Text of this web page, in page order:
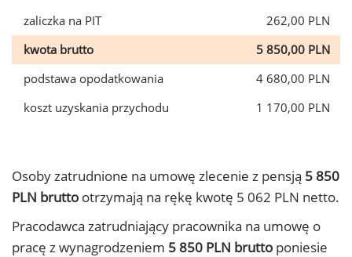
zaliczka na PIT
262,00 PLN
kwota brutto
5 850,00 PLN
podstawa opodatkowania
4 680,00 PLN
koszt uzyskania przychodu
1 170,00 PLN
Osoby zatrudnione na umowę zlecenie z pensją 5 850
PLN brutto otrzymają na rękę kwotę 5 062 PLN netto.
Pracodawca zatrudniający pracownika na umowę o
pracę z wynagrodzeniem 5 850 PLN brutto poniesie